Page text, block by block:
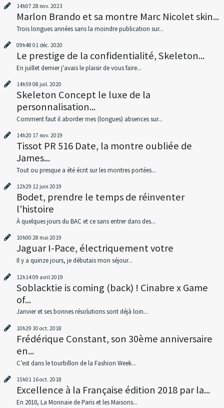
14h07 28 nov. 2023
Marlon Brando et sa montre Marc Nicolet skin...
Trois longues années sans la moindre publication sur...
09h48 01 déc. 2020
Le prestige de la confidentialité, Skeleton...
En juillet dernier j'avais le plaisir de vous faire...
14h59 08 juil. 2020
Skeleton Concept le luxe de la
personnalisation...
Comment faut il aborder mes (longues) absences sur...
14h20 17 nov. 2019
Tissot PR 516 Date, la montre oubliée de
James...
Tout ou presque a été écrit sur les montres portées...
12h29 12 juin 2019
Bodet, prendre le temps de réinventer
l'histoire
À quelques jours du BAC et ce sans entrer dans des...
10h00 28 mai 2019
Jaguar I-Pace, électriquement votre
Il y a quinze jours, je débutais mon séjour...
12h1409 avril 2019
Soblacktie is coming (back) ! Cinabre x Game
of...
Janvier et ses bonnes résolutions sont déjà loin...
10h29 30 oct. 2018
Frédérique Constant, son 30ème anniversaire
en...
C’est dans le tourbillon de la Fashion Week...
15h01 16oct. 2018
Excellence à la Française édition 2018 par la...
En 2010, La Monnaie de Paris et les Maisons...